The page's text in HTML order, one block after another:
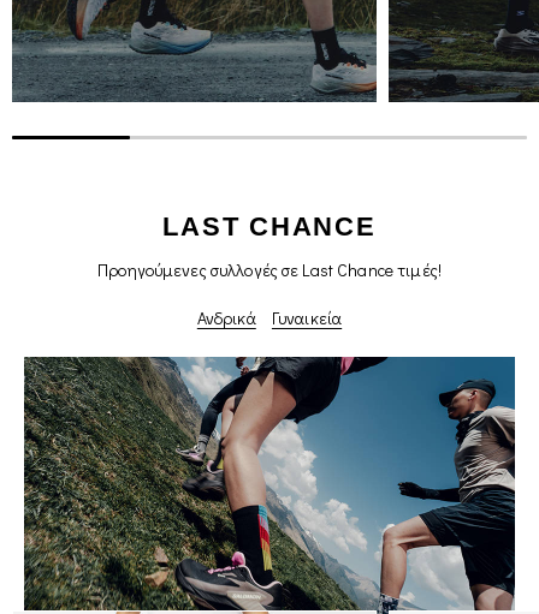
LAST CHANCE
Προηγούμενες συλλογές σε Last Chance τιμές!
Ανδρικά Γυναικεία